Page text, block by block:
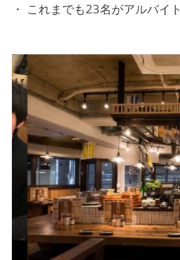
・ これまでも23名がアルバイ